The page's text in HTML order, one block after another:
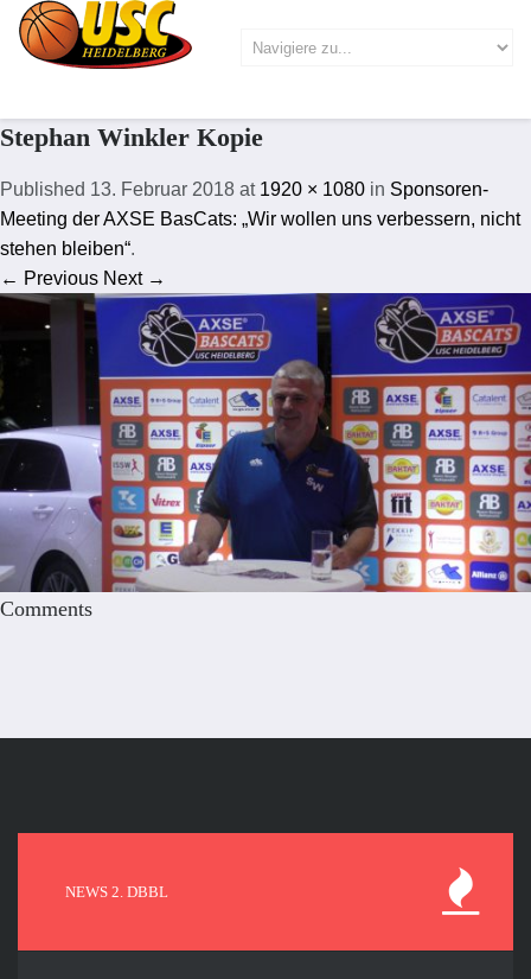
Stephan Winkler Kopie
Published 13. Februar 2018 at 1920 × 1080 in Sponsoren-
Meeting der AXSE BasCats: „Wir wollen uns verbessern, nicht
stehen bleiben“.
← Previous Next →
Comments
NEWS 2. DBBL